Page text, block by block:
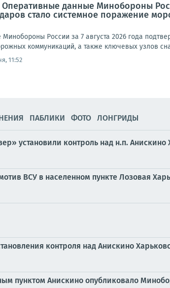
данные Минобороны
стало системное поражение
России за 7 августа 2026 года
коммуникаций, а также ключевых узлов
11:52
ПАБЛИКИ ФОТО ЛОНГРИДЫ
установили контроль над н.п.
ВСУ в населенном пункте Лозовая
контроля над Анискино
пунктом Анискино опубликовало